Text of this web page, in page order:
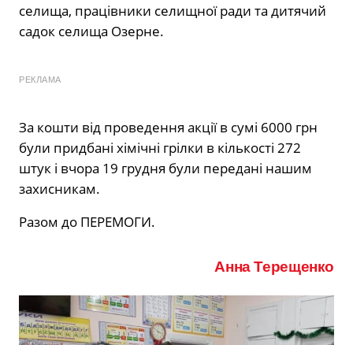
селища, працівники селищної ради та дитячий
садок селища Озерне.
РЕКЛАМА
За кошти від проведення акції в сумі 6000 грн
були придбані хімічні грілки в кількості 272
штук і вчора 19 грудня були передані нашим
захисникам.
Разом до ПЕРЕМОГИ.
Анна Терещенко